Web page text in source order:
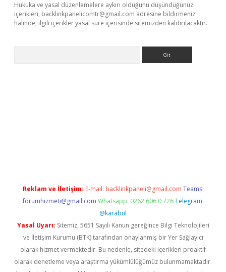
Hukuka ve yasal düzenlemelere aykırı olduğunu düşündüğünüz
içerikleri, backlinkpanelicomtr@gmail.com adresine bildirmeniz
halinde, ilgili içerikler yasal süre içerisinde sitemizden kaldırılacaktır.
Reklam ve İletişim: E-mail: backlinkpaneli@gmail.com Teams:
forumhizmeti@gmail.com Whatsapp: 0262 606 0 726 Telegram:
@karabul
Yasal Uyarı: Sitemiz, 5651 Sayılı Kanun gereğince Bilgi Teknolojileri
ve İletişim Kurumu (BTK) tarafından onaylanmış bir Yer Sağlayıcı
olarak hizmet vermektedir. Bu nedenle, sitedeki içerikleri proaktif
olarak denetleme veya araştırma yükümlülüğümüz bulunmamaktadır.